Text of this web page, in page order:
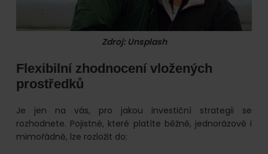
Zdroj: Unsplash
Flexibilní zhodnocení vložených
prostředků
Je jen na vás, pro jakou investiční strategii se
rozhodnete. Pojistné, které platíte běžně, jednorázově i
mimořádně, lze rozložit do: